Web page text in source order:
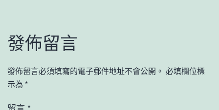
發佈留言
發佈留言必須填寫的電子郵件地址不會公開。 必填欄位標
示為 *
留言 *